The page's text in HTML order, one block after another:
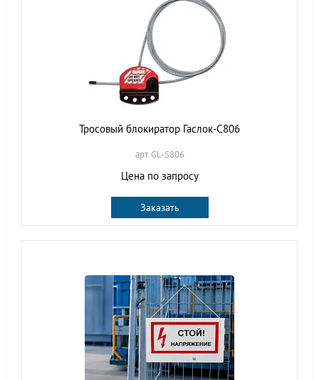
Тросовый блокиратор Гаслок-С806
арт. GL-S806
Цена по запросу
Заказать